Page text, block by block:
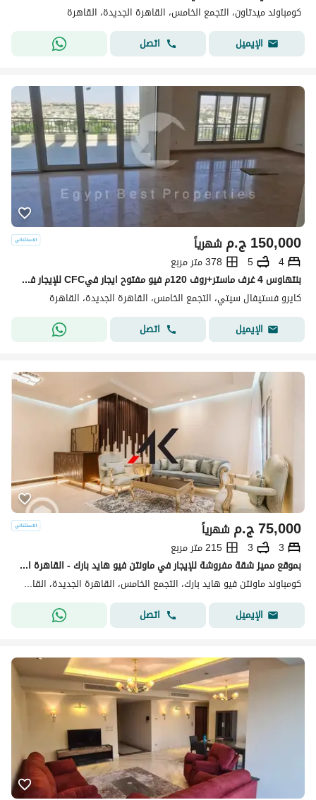
كومباوند ميدتاون، التجمع الخامس، القاهرة الجديدة، القاهرة
الإيميل
اتصل
ج.م150,000 شهرياً
4
5
378 متر مربع
بنتهاوس 4 غرف ماستر+روف 120م فيو مفتوح ايجار فيCFC للإيجار في كمبوند كايرو فستيفال سيتي
كايرو فستيفال سيتي، التجمع الخامس، القاهرة الجديدة، القاهرة
الإيميل
اتصل
ج.م75,000 شهرياً
3
3
215 متر مربع
بموقع مميز شقة مفروشة للإيجار في ماونتن فيو هايد بارك - القاهرة الجديدة
كومباوند ماونتن فيو هايد بارك، التجمع الخامس، القاهرة الجديدة، القاهرة
الإيميل
اتصل